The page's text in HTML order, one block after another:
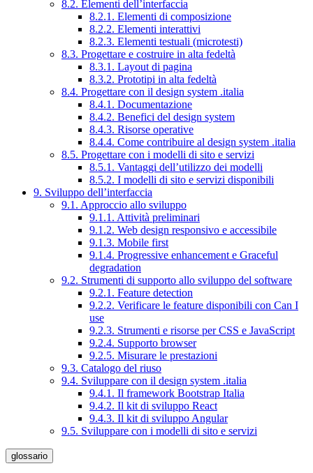
8.2. Elementi dell’interfaccia
8.2.1. Elementi di composizione
8.2.2. Elementi interattivi
8.2.3. Elementi testuali (microtesti)
8.3. Progettare e costruire in alta fedeltà
8.3.1. Layout di pagina
8.3.2. Prototipi in alta fedeltà
8.4. Progettare con il design system .italia
8.4.1. Documentazione
8.4.2. Benefici del design system
8.4.3. Risorse operative
8.4.4. Come contribuire al design system .italia
8.5. Progettare con i modelli di sito e servizi
8.5.1. Vantaggi dell’utilizzo dei modelli
8.5.2. I modelli di sito e servizi disponibili
9. Sviluppo dell’interfaccia
9.1. Approccio allo sviluppo
9.1.1. Attività preliminari
9.1.2. Web design responsivo e accessibile
9.1.3. Mobile first
9.1.4. Progressive enhancement e Graceful
degradation
9.2. Strumenti di supporto allo sviluppo del software
9.2.1. Feature detection
9.2.2. Verificare le feature disponibili con Can I
use
9.2.3. Strumenti e risorse per CSS e JavaScript
9.2.4. Supporto browser
9.2.5. Misurare le prestazioni
9.3. Catalogo del riuso
9.4. Sviluppare con il design system .italia
9.4.1. Il framework Bootstrap Italia
9.4.2. Il kit di sviluppo React
9.4.3. Il kit di sviluppo Angular
9.5. Sviluppare con i modelli di sito e servizi
glossario